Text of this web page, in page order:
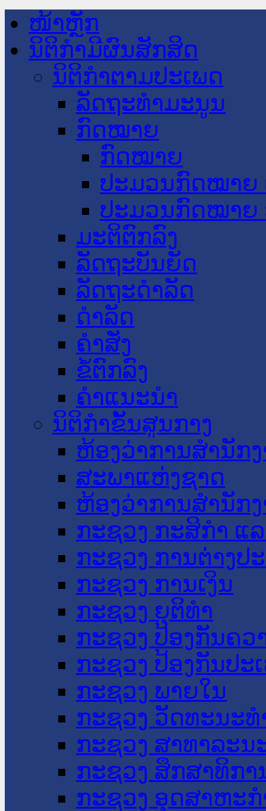
ໜ້າຫຼັກ
ນິຕິກໍາມີຜົນສັກສິດ
ນິຕິກໍາຕາມປະເພດ
ລັດຖະທໍາມະນູນ
ກົດໝາຍ
ກົດໝາຍ
ປະມວນກົດໝາຍ
ປະມວນກົດໝາຍ
ມະຕິຕົກລົງ
ລັດຖະບັນຍັດ
ລັດຖະດໍາລັດ
ດໍາລັດ
ຄໍາສັ່ງ
ຂໍ້ຕົກລົງ
ຄໍາແນະນໍາ
ນິຕິກໍາຂັ້ນສູນກາງ
ຫ້ອງວ່າການສໍານັກ
ສະພາແຫ່ງຊາດ
ຫ້ອງວ່າການສຳນັກ
ກະຊວງ ກະສິກຳ ແ
ກະຊວງ ການຕ່າງປ
ກະຊວງ ການເງິນ
ກະຊວງ ຍຸຕິທໍາ
ກະຊວງ ປ້ອງກັນຄວ
ກະຊວງ ປ້ອງກັນປະ
ກະຊວງ ພາຍໃນ
ກະຊວງ ວັດທະນະ
ກະຊວງ ສາທາລະນ
ກະຊວງ ສຶກສາທິກາ
ກະຊວງ ອຸດສາຫະ